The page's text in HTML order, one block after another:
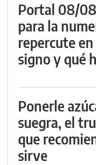
Portal 08/
para la
repercute
signo y qué
Ponerle
suegra, el
que
sirve